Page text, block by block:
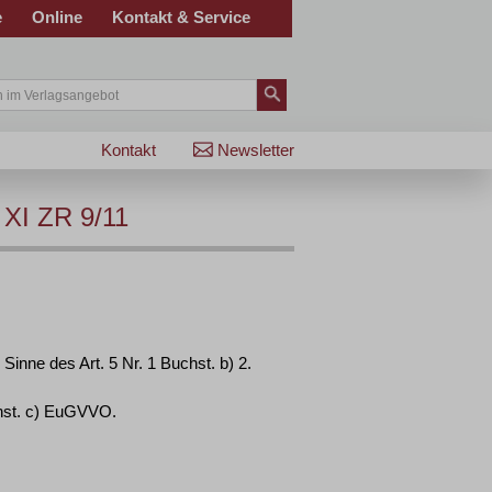
Online Kontakt & Service
Newsletter
Kontakt
ZR 9/11
des Art. 5 Nr. 1 Buchst. b) 2.
c) EuGVVO.